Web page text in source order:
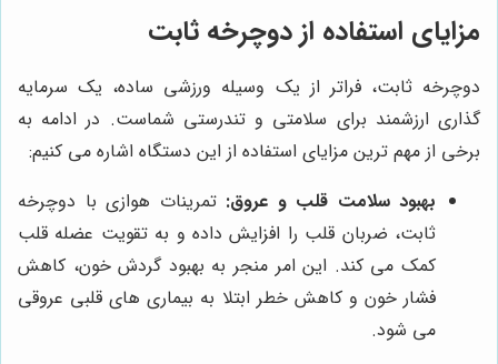
مزایای استفاده از دوچرخه ثابت
دوچرخه ثابت، فراتر از یک وسیله ورزشی ساده، یک سرمایه
گذاری ارزشمند برای سلامتی و تندرستی شماست. در ادامه به
برخی از مهم ترین مزایای استفاده از این دستگاه اشاره می کنیم:
بهبود سلامت قلب و عروق: تمرینات هوازی با دوچرخه
ثابت، ضربان قلب را افزایش داده و به تقویت عضله قلب
کمک می کند. این امر منجر به بهبود گردش خون، کاهش
فشار خون و کاهش خطر ابتلا به بیماری های قلبی عروقی
می شود.